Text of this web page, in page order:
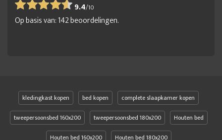
9.4/10
Op basis van:142beoordelingen.
kledingkast kopen bed kopen
complete slaapkamer kopen
tweepersoonsbed 160x200
tweepersoonsbed 180x200
Houten bed
Houten bed 160x200
Houten bed 180x200